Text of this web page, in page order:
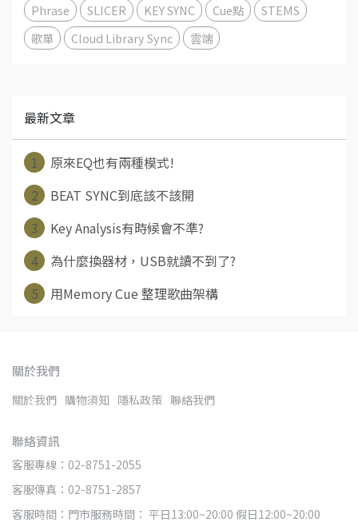
Phrase
SLICER KEY SYNC Cue點
STEMS
歌單
Cloud Library Sync 雲端
最新文章
1
原來EQ也有兩種模式!
2
BEAT SYNC到底該不該開
3
Key Analysis有時候會不準?
4
為什麼換器材，USB就讀不到了?
5
用Memory Cue 整理歌曲架構
關於我們
關於我們 購物須知 隱私政策 聯絡我們
聯絡資訊
客服專線：02-8751-2055
客服傳真：02-8751-2857
客服時間：門市服務時間： 平日13:00~20:00 假日12:00~20:00